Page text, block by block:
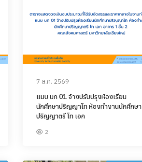
7 ส.ค. 2569
แบบ บก 01 จ้างปรับปรุงห้องเรียน
นักศึกษาปริญญาโท ห้องทำงานนักศึกษา
ปริญญาตรี โท เอก
2